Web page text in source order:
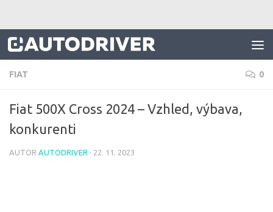
FIAT 0
Fiat 500X Cross 2024 – Vzhled, výbava,
konkurenti
AUTOR AUTODRIVER · 22. 11. 2023